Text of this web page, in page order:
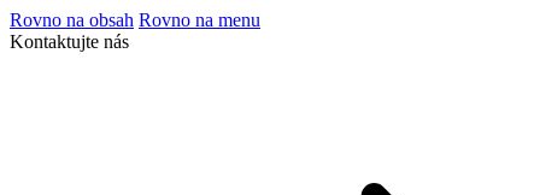
Rovno na obsah Rovno na menu
Kontaktujte nás